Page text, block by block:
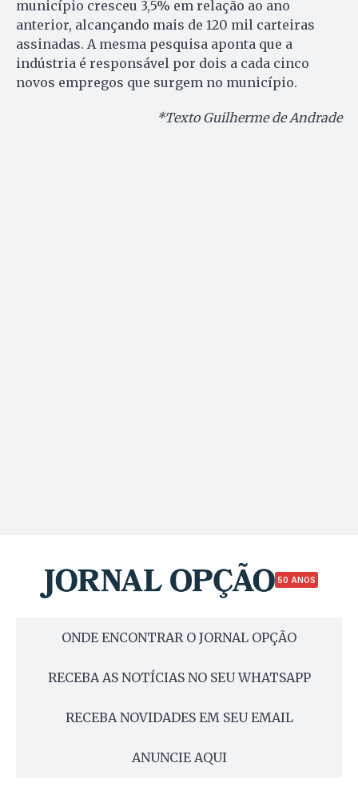
município cresceu 3,5% em relação ao ano
anterior, alcançando mais de 120 mil carteiras
assinadas. A mesma pesquisa aponta que a
indústria é responsável por dois a cada cinco
novos empregos que surgem no município.
*Texto Guilherme de Andrade
50 ANOS
ONDE ENCONTRAR O JORNAL OPÇÃO
RECEBA AS NOTÍCIAS NO SEU WHATSAPP
RECEBA NOVIDADES EM SEU EMAIL
ANUNCIE AQUI